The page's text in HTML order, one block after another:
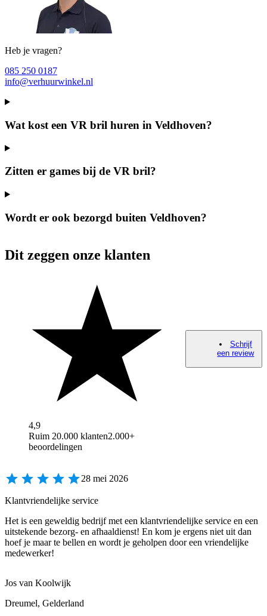
Heb je vragen?
085 250 0187
info@verhuurwinkel.nl
Wat kost een VR bril huren in Veldhoven?
Zitten er games bij de VR bril?
Wordt er ook bezorgd buiten Veldhoven?
Dit zeggen onze klanten
4,9
Ruim 20.000 klanten2.000+
beoordelingen
Schrijf
een review
28 mei 2026
Klantvriendelijke service
Het is een geweldig bedrijf met een klantvriendelijke service en een
uitstekende bezorg- en afhaaldienst! En kom je ergens niet uit dan
hoef je maar te bellen en wordt je geholpen door een vriendelijke
medewerker!
Jos van Koolwijk
Dreumel, Gelderland